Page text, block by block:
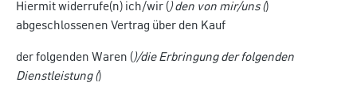
Hiermit widerrufe(n) ich/wir () den von mir/uns ()
abgeschlossenen Vertrag über den Kauf
der folgenden Waren ()/die Erbringung der folgenden
Dienstleistung ()